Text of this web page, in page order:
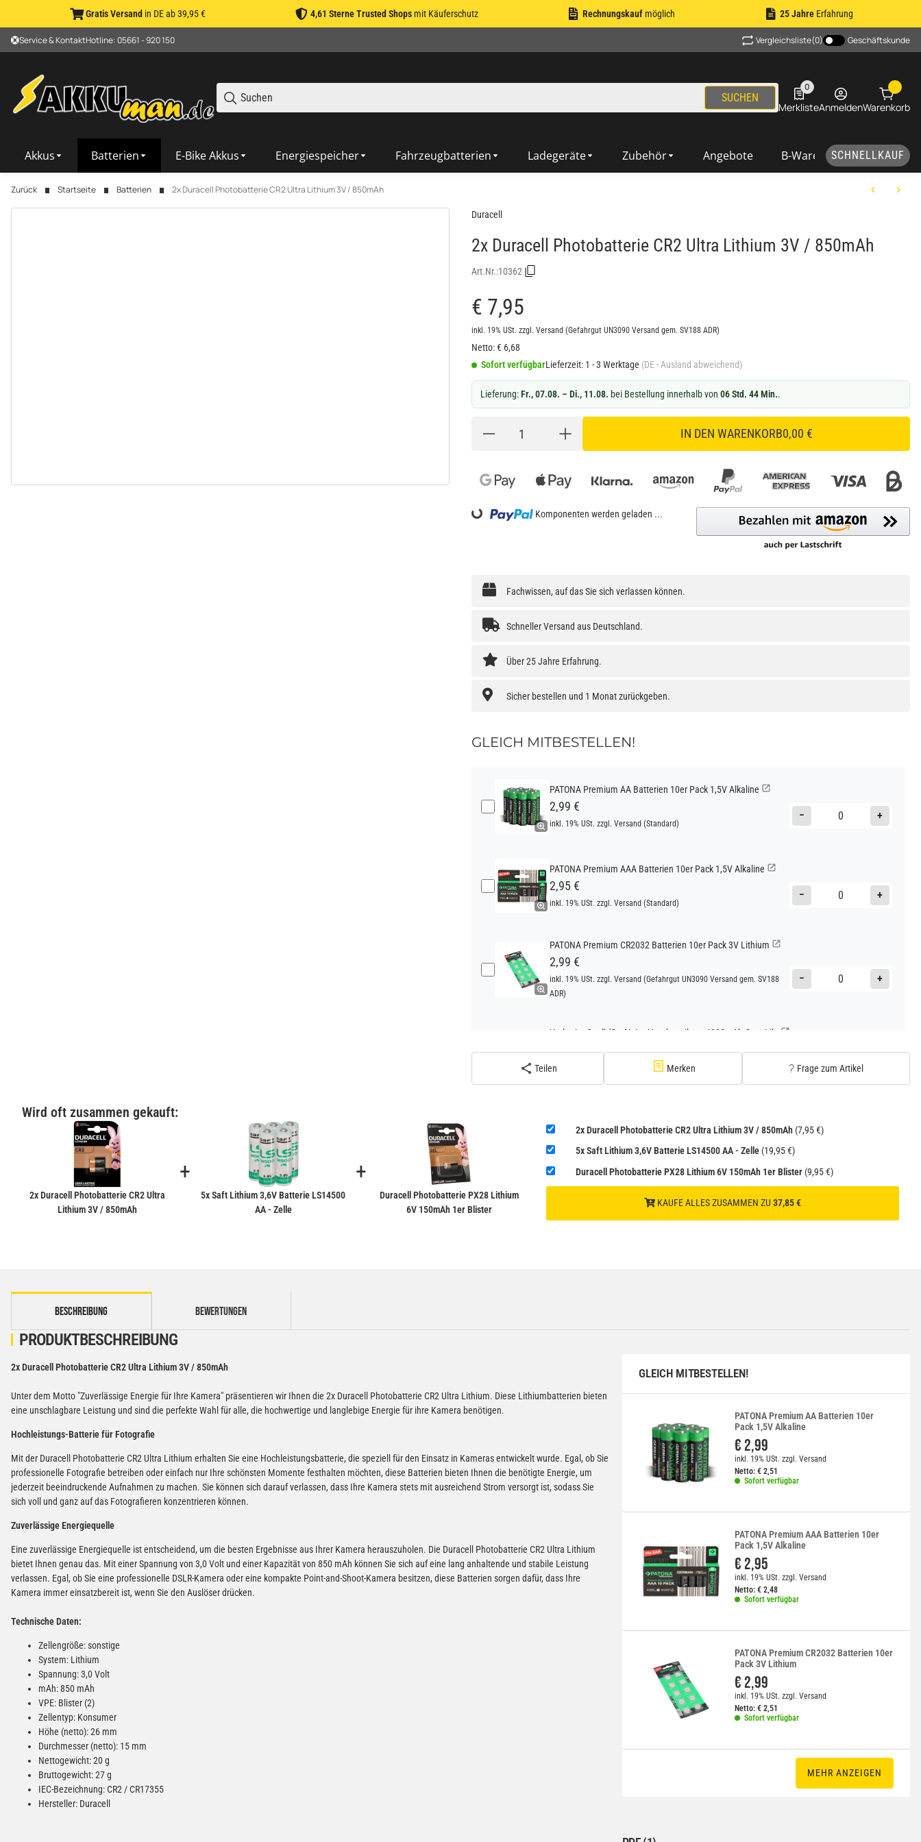
Gratis Versand in DE ab 39,95 € 4,61 Sterne Trusted Shopsmit Käuferschutz Rechnungskauf möglich 25 JahreErfahrung
Service & KontaktHotline: 05661 - 920 150 Vergleichsliste(0) Geschäftskunde
SUCHEN
0
0 Produkte in der Liste
MerklisteAnmeldenWarenkorb
Akkus Batterien E-Bike Akkus Energiespeicher Fahrzeugbatterien Ladegeräte Zubehör Angebote B-Ware SCHNELLKAUF
Zurück Startseite Batterien 2x Duracell Photobatterie CR2 Ultra Lithium 3V / 850mAh
Duracell
2x Duracell Photobatterie CR2 Ultra Lithium 3V / 850mAh
Art.Nr.:10362
€ 7,95
inkl. 19% USt. zzgl. Versand (Gefahrgut UN3090 Versand gem. SV188 ADR)
Netto:€ 6,68
Sofort verfügbarLieferzeit: 1 - 3 Werktage (DE - Ausland abweichend)
Lieferung:Fr., 07.08. – Di., 11.08. bei Bestellung innerhalb von 06 Std. 44 Min..
IN DEN WARENKORB0,00 €
Loading... Komponenten werden geladen ...
Fachwissen, auf das Sie sich verlassen können.
Schneller Versand aus Deutschland.
Über 25 Jahre Erfahrung.
Sicher bestellen und 1 Monat zurückgeben.
GLEICH MITBESTELLEN!
PATONA Premium AA Batterien 10er Pack 1,5V Alkaline
2,99 €
inkl. 19% USt. zzgl. Versand (Standard)
− +
PATONA Premium AAA Batterien 10er Pack 1,5V Alkaline
2,95 €
inkl. 19% USt. zzgl. Versand (Standard)
− +
PATONA Premium CR2032 Batterien 10er Pack 3V Lithium
2,99 €
inkl. 19% USt. zzgl. Versand (Gefahrgut UN3090 Versand gem. SV188
ADR)
− +
Verbatim Cool'n'Go AirJet Handventilator 4000mAh Grau Lila
22,95 €
inkl. 19% USt. zzgl.
(Gefahrgut UN3480 Versand gem. SV188
22,95 €
inkl. 19% USt. zzgl.Versand (Gefahrgut UN3480 Versand gem. SV188
ADR)
Teilen Merken Frage zum Artikel
Wird oft zusammen gekauft:
2x Duracell Photobatterie CR2 Ultra
Lithium 3V / 850mAh
+
5x Saft Lithium 3,6V Batterie LS14500
AA - Zelle
+
Duracell Photobatterie PX28 Lithium
6V 150mAh 1er Blister
2x Duracell Photobatterie CR2 Ultra Lithium 3V / 850mAh (7,95 €)
5x Saft Lithium 3,6V Batterie LS14500 AA - Zelle (19,95 €)
Duracell Photobatterie PX28 Lithium 6V 150mAh 1er Blister (9,95 €)
KAUFE ALLES ZUSAMMEN ZU37,85 €
BESCHREIBUNG BEWERTUNGEN
PRODUKTBESCHREIBUNG
2x Duracell Photobatterie CR2 Ultra Lithium 3V / 850mAh
Unter dem Motto "Zuverlässige Energie für Ihre Kamera" präsentieren wir Ihnen die 2x Duracell Photobatterie CR2 Ultra Lithium. Diese Lithiumbatterien bieten
eine unschlagbare Leistung und sind die perfekte Wahl für alle, die hochwertige und langlebige Energie für ihre Kamera benötigen.
Hochleistungs-Batterie für Fotografie
Mit der Duracell Photobatterie CR2 Ultra Lithium erhalten Sie eine Hochleistungsbatterie, die speziell für den Einsatz in Kameras entwickelt wurde. Egal, ob Sie
professionelle Fotografie betreiben oder einfach nur Ihre schönsten Momente festhalten möchten, diese Batterien bieten Ihnen die benötigte Energie, um
jederzeit beeindruckende Aufnahmen zu machen. Sie können sich darauf verlassen, dass Ihre Kamera stets mit ausreichend Strom versorgt ist, sodass Sie
sich voll und ganz auf das Fotografieren konzentrieren können.
Zuverlässige Energiequelle
Eine zuverlässige Energiequelle ist entscheidend, um die besten Ergebnisse aus Ihrer Kamera herauszuholen. Die Duracell Photobatterie CR2 Ultra Lithium
bietet Ihnen genau das. Mit einer Spannung von 3,0 Volt und einer Kapazität von 850 mAh können Sie sich auf eine lang anhaltende und stabile Leistung
verlassen. Egal, ob Sie eine professionelle DSLR-Kamera oder eine kompakte Point-and-Shoot-Kamera besitzen, diese Batterien sorgen dafür, dass Ihre
Kamera immer einsatzbereit ist, wenn Sie den Auslöser drücken.
Technische Daten:
Zellengröße: sonstige
System: Lithium
Spannung: 3,0 Volt
mAh: 850 mAh
VPE: Blister (2)
Zellentyp: Konsumer
Höhe (netto): 26 mm
Durchmesser (netto): 15 mm
Nettogewicht: 20 g
Bruttogewicht: 27 g
IEC-Bezeichnung: CR2 / CR17355
Hersteller: Duracell
GLEICH MITBESTELLEN!
PATONA Premium AA Batterien 10er
Pack 1,5V Alkaline
€ 2,99
inkl. 19% USt. zzgl.Versand
Netto: €2,51
Sofort verfügbar
PATONA Premium AAA Batterien 10er
Pack 1,5V Alkaline
€ 2,95
inkl. 19% USt. zzgl.Versand
Netto: €2,48
Sofort verfügbar
PATONA Premium CR2032 Batterien 10er
Pack 3V Lithium
€ 2,99
inkl. 19% USt. zzgl.Versand
Netto: €2,51
Sofort verfügbar
MEHR ANZEIGEN